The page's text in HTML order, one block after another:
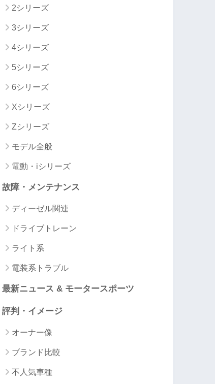
2シリーズ
3シリーズ
4シリーズ
5シリーズ
6シリーズ
Xシリーズ
Zシリーズ
モデル全般
電動・iシリーズ
故障・メンテナンス
ディーゼル関連
ドライブトレーン
ライト系
電装系トラブル
最新ニュース & モータースポーツ
評判・イメージ
オーナー像
ブランド比較
不人気車種